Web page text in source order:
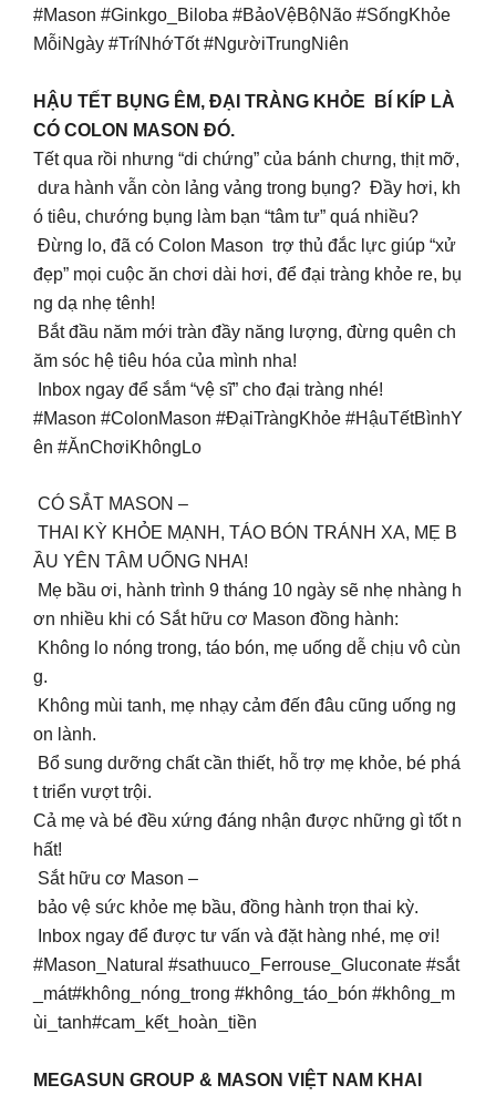
#Mason #Ginkgo_Biloba #BảoVệBộNão #SốngKhỏe
MỗiNgày #TríNhớTốt #NgườiTrungNiên
HẬU TẾT BỤNG ÊM, ĐẠI TRÀNG KHỎE BÍ KÍP LÀ
CÓ COLON MASON ĐÓ.
Tết qua rồi nhưng “di chứng” của bánh chưng, thịt mỡ,
dưa hành vẫn còn lảng vảng trong bụng? Đầy hơi, kh
ó tiêu, chướng bụng làm bạn “tâm tư” quá nhiều?
Đừng lo, đã có Colon Mason trợ thủ đắc lực giúp “xử
đẹp” mọi cuộc ăn chơi dài hơi, để đại tràng khỏe re, bụ
ng dạ nhẹ tênh!
Bắt đầu năm mới tràn đầy năng lượng, đừng quên ch
ăm sóc hệ tiêu hóa của mình nha!
Inbox ngay để sắm “vệ sĩ” cho đại tràng nhé!
#Mason #ColonMason #ĐạiTràngKhỏe #HậuTếtBìnhY
ên #ĂnChơiKhôngLo
CÓ SẮT MASON –
THAI KỲ KHỎE MẠNH, TÁO BÓN TRÁNH XA, MẸ B
ẦU YÊN TÂM UỐNG NHA!
Mẹ bầu ơi, hành trình 9 tháng 10 ngày sẽ nhẹ nhàng h
ơn nhiều khi có Sắt hữu cơ Mason đồng hành:
Không lo nóng trong, táo bón, mẹ uống dễ chịu vô cùn
g.
Không mùi tanh, mẹ nhạy cảm đến đâu cũng uống ng
on lành.
Bổ sung dưỡng chất cần thiết, hỗ trợ mẹ khỏe, bé phá
t triển vượt trội.
Cả mẹ và bé đều xứng đáng nhận được những gì tốt n
hất!
Sắt hữu cơ Mason –
bảo vệ sức khỏe mẹ bầu, đồng hành trọn thai kỳ.
Inbox ngay để được tư vấn và đặt hàng nhé, mẹ ơi!
#Mason_Natural #sathuuco_Ferrouse_Gluconate #sắt
_mát#không_nóng_trong #không_táo_bón #không_m
ùi_tanh#cam_kết_hoàn_tiền
MEGASUN GROUP & MASON VIỆT NAM KHAI